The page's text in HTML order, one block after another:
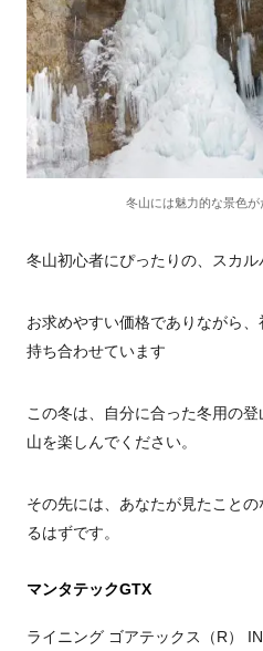
冬山には魅力的な景色が
冬山初心者にぴったりの、スカル
お求めやすい価格でありながら
持ち合わせています
この冬は、自分に合った冬用の
山を楽しんでください。
その先には、あなたが見たこと
るはずです。
マンタテックGTX
ライニング ゴアテックス（R）